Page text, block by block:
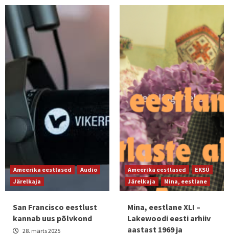
Ameerika eestlased
Audio
Järelkaja
San Francisco eestlust
kannab uus põlvkond
28. märts 2025
Ameerika eestlased
EKSÜ
Järelkaja
Mina, eestlane
Mina, eestlane XLI –
Lakewoodi eesti arhiiv
aastast 1969 ja